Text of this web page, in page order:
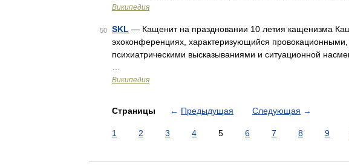
Википедия
50 SKL — Кащенит на праздновании 10 летия кащенизма
эхоконференциях, характеризующийся
психиатрическими высказываниями и ситуационной
Википедия
Страницы ← Предыдущая Следующая →
1 2 3 4 5 6 7 8 9